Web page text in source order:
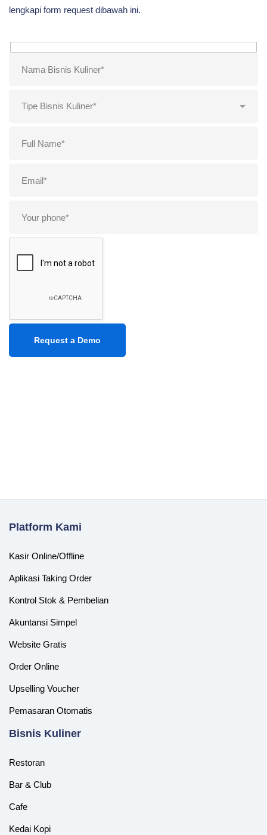
lengkapi form request dibawah ini.
Platform Kami
Kasir Online/Offline
Aplikasi Taking Order
Kontrol Stok & Pembelian
Akuntansi Simpel
Website Gratis
Order Online
Upselling Voucher
Pemasaran Otomatis
‎Bisnis Kuliner
Restoran
Bar & Club
Cafe
Kedai Kopi